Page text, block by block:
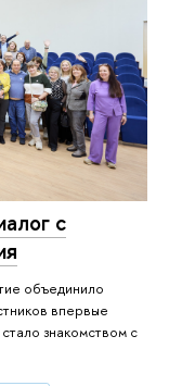
с
объединило
впервые
знакомством с